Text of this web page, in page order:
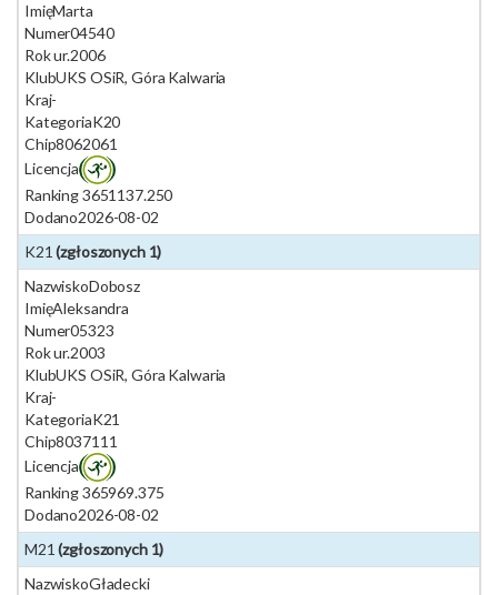
ImięMarta
Numer04540
Rok ur.2006
KlubUKS OSiR, Góra Kalwaria
Kraj-
KategoriaK20
Chip8062061
Licencja
Ranking 3651137.250
Dodano2026-08-02
K21 (zgłoszonych 1)
NazwiskoDobosz
ImięAleksandra
Numer05323
Rok ur.2003
KlubUKS OSiR, Góra Kalwaria
Kraj-
KategoriaK21
Chip8037111
Licencja
Ranking 365969.375
Dodano2026-08-02
M21 (zgłoszonych 1)
NazwiskoGładecki